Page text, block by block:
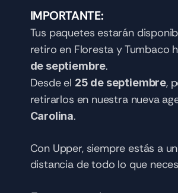
IMPORTANTE:
Tus paquetes estarán
retiro en Floresta y Tumbaco
de septiembre.
Desde el 25 de septiembre,
retirarlos en nuestra nueva
Carolina.
Con Upper, siempre estás a
distancia de todo lo que